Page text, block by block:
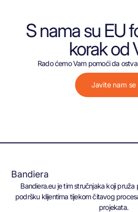
S nama su EU
korak od
Rado ćemo Vam pomoći da
Javite nam se
Bandiera
Bandiera.eu je tim stručnjaka koji pruža
podršku klijentima tijekom čitavog
projekata.